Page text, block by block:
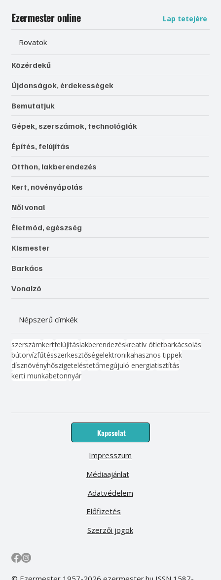
Ezermester online Lap tetejére
Rovatok
Közérdekű
Újdonságok, érdekességek
Bemutatjuk
Gépek, szerszámok, technológiák
Építés, felújítás
Otthon, lakberendezés
Kert, növényápolás
Női vonal
Életmód, egészség
Kismester
Barkács
Vonalzó
Népszerű címkék
szerszámkertfelújításlakberendezéskreatív ötletbarkácsolás
bútorvízfűtésszerkesztőségelektronikahasznos tippek
dísznövényhőszigeteléstetőmegújuló energiatisztítás
kerti munkabetonnyár
Kapcsolat
Médiaajánlat
Előfizetés
Impresszum
Adatvédelem
Szerzői jogok